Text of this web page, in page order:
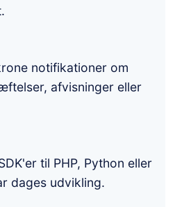
notifikationer om
afvisninger eller
til PHP, Python eller
dages udvikling.